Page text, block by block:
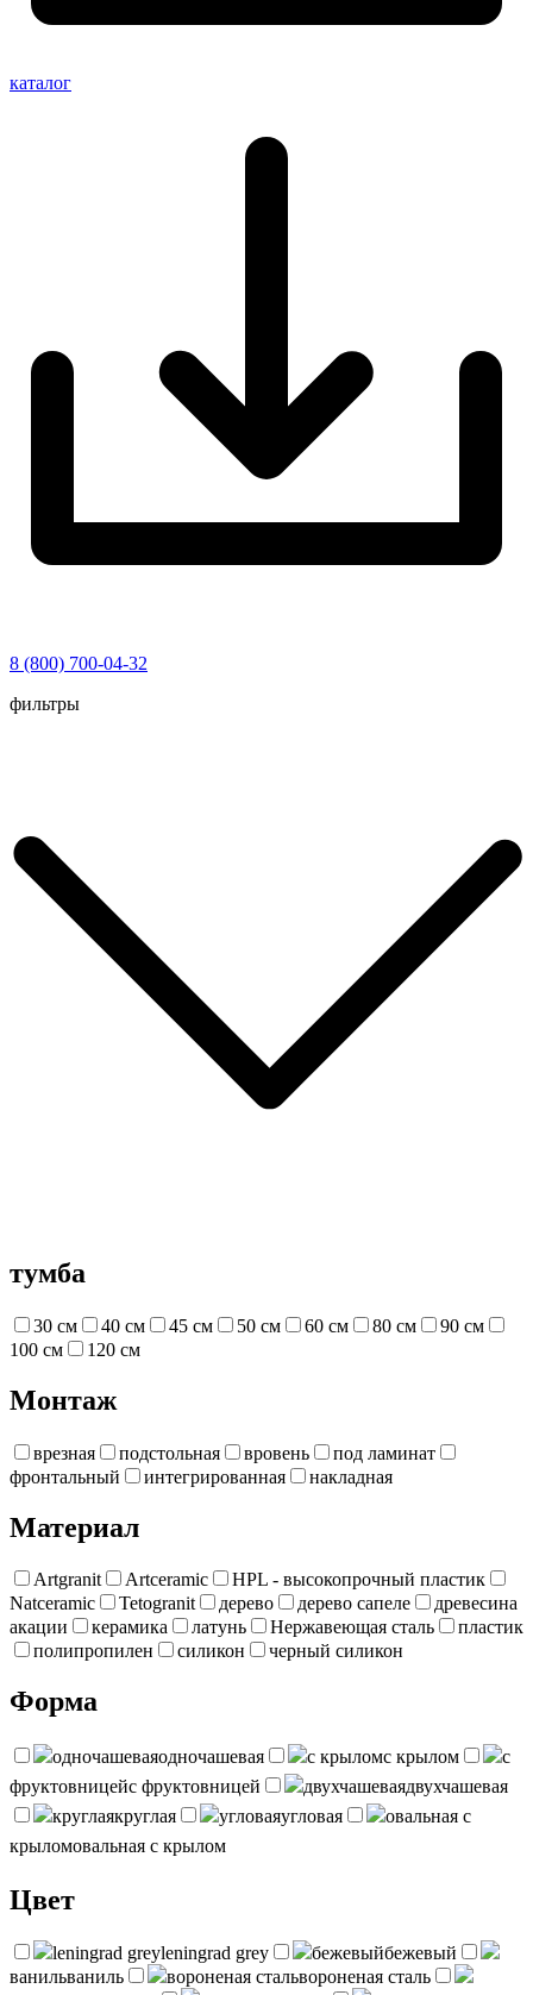
каталог
8 (800) 700-04-32
Перейти
фильтры
тумба
30 см 40 см 45 см 50 см 60 см 80 см
90 см
100 см
120 см
Монтаж
врезная подстольная вровень
под ламинат
фронтальный
интегрированная накладная
Материал
Artgranit Artceramic
HPL - высокопрочный пластик
Natceramic
Tetogranit дерево дерево сапеле
древесина
акации
керамика латунь Нержавеющая сталь
пластик
полипропилен
силикон черный силикон
Форма
одночашеваяодночашевая с крыломс крылом
с
фруктовницейс фруктовницей двухчашеваядвухчашевая
круглаякруглая угловаяугловая
овальная с
крыломовальная с крылом
Цвет
leningrad greyleningrad grey бежевыйбежевый
ванильваниль вороненая стальвороненая сталь